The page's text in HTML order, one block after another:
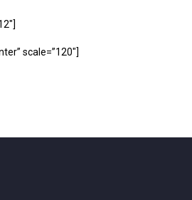
scale=”120″]